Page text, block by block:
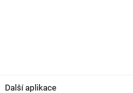
Další aplikace